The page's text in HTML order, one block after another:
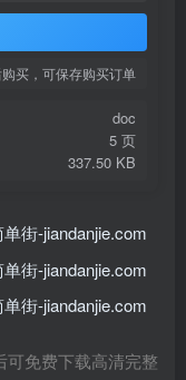
买，可保存购买订单
doc
5 页
337.50 KB
免费下载高清完整